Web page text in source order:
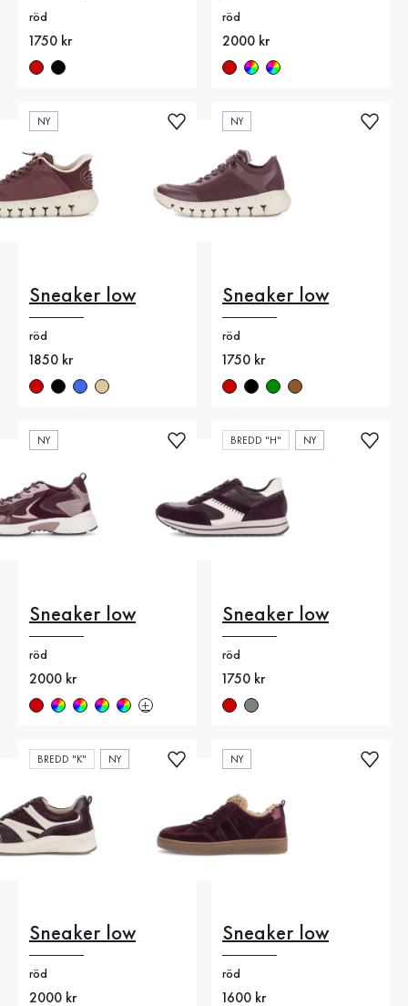
röd
Nytt pris
1750 kr
röd
Nytt pris
2000 kr
NY
Sneaker low
röd
Nytt pris
1850 kr
NY
Sneaker low
röd
Nytt pris
1750 kr
NY
Sneaker low
röd
Nytt pris
2000 kr
BREDD "H" NY
Sneaker low
röd
Nytt pris
1750 kr
BREDD "K" NY
Sneaker low
röd
Nytt pris
2000 kr
NY
Sneaker low
röd
Nytt pris
1600 kr